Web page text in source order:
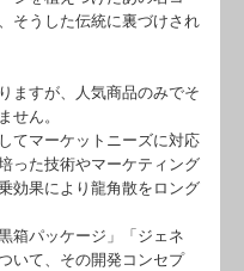
そうした伝統に裏づけされ
ますが、人気商品のみでそ
せん。
てマーケットニーズに対応
った技術やマーケティング
効果により龍角散をロング
箱パッケージ」「ジェネ
いて、その開発コンセプ